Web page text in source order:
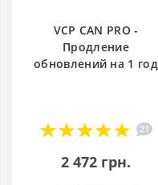
VCP CAN PRO -
Продление
обновлений на 1 год
21
2 472 грн.